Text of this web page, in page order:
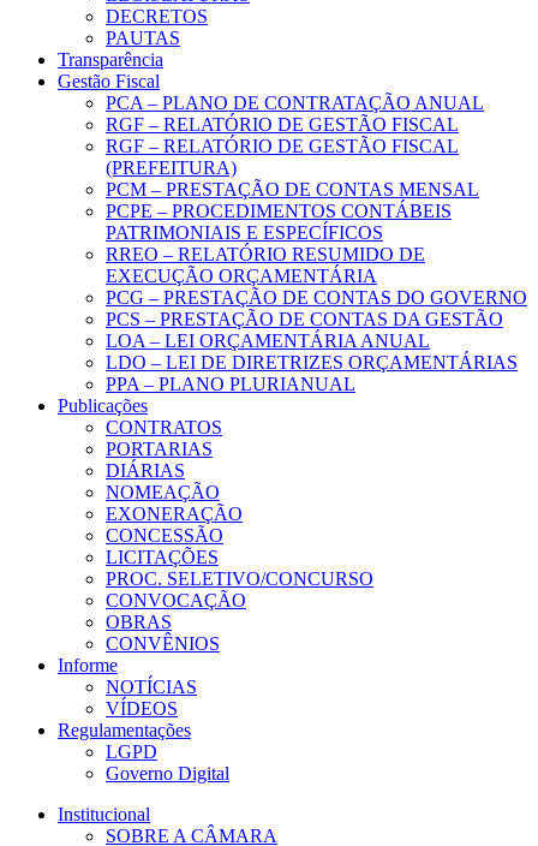
DECRETOS
PAUTAS
Transparência
Gestão Fiscal
PCA – PLANO DE CONTRATAÇÃO ANUAL
RGF – RELATÓRIO DE GESTÃO FISCAL
RGF – RELATÓRIO DE GESTÃO FISCAL
(PREFEITURA)
PCM – PRESTAÇÃO DE CONTAS MENSAL
PCPE – PROCEDIMENTOS CONTÁBEIS
PATRIMONIAIS E ESPECÍFICOS
RREO – RELATÓRIO RESUMIDO DE
EXECUÇÃO ORÇAMENTÁRIA
PCG – PRESTAÇÃO DE CONTAS DO GOVERNO
PCS – PRESTAÇÃO DE CONTAS DA GESTÃO
LOA – LEI ORÇAMENTÁRIA ANUAL
LDO – LEI DE DIRETRIZES ORÇAMENTÁRIAS
PPA – PLANO PLURIANUAL
Publicações
CONTRATOS
PORTARIAS
DIÁRIAS
NOMEAÇÃO
EXONERAÇÃO
CONCESSÃO
LICITAÇÕES
PROC. SELETIVO/CONCURSO
CONVOCAÇÃO
OBRAS
CONVÊNIOS
Informe
NOTÍCIAS
VÍDEOS
Regulamentações
LGPD
Governo Digital
Institucional
SOBRE A CÂMARA